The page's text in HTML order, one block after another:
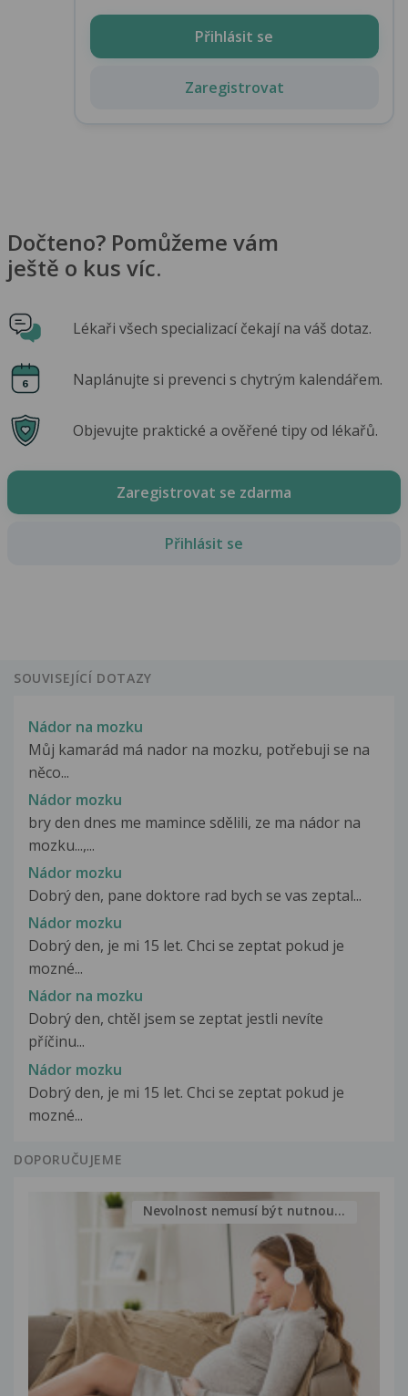
Přihlásit se
Zaregistrovat
Dočteno? Pomůžeme vám
ještě o kus víc.
Lékaři všech specializací čekají na váš dotaz.
Naplánujte si prevenci s chytrým kalendářem.
Objevujte praktické a ověřené tipy od lékařů.
Zaregistrovat se zdarma
Přihlásit se
SOUVISEJÍCÍ DOTAZY
Nádor na mozku
Můj kamarád má nador na mozku, potřebuji se na
něco...
Nádor mozku
bry den dnes me mamince sdělili, ze ma nádor na
mozku...,...
Nádor mozku
Dobrý den, pane doktore rad bych se vas zeptal...
Nádor mozku
Dobrý den, je mi 15 let. Chci se zeptat pokud je
mozné...
Nádor na mozku
Dobrý den, chtěl jsem se zeptat jestli nevíte
příčinu...
Nádor mozku
Dobrý den, je mi 15 let. Chci se zeptat pokud je
mozné...
DOPORUČUJEME
Nevolnost nemusí být nutnou...